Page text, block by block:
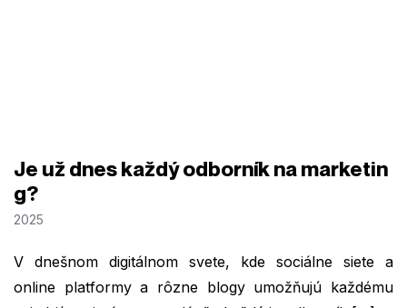
Je už dnes každý odborník na marketin
g?
2025
V dnešnom digitálnom svete, kde sociálne siete a
online platformy a rôzne blogy umožňujú každému